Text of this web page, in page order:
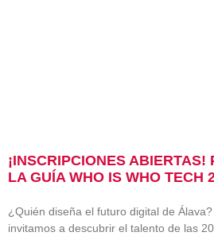
¡INSCRIPCIONES ABIERTAS!
LA GUÍA WHO IS WHO TECH
¿Quién diseña el futuro digital de Álava?
invitamos a descubrir el talento de las